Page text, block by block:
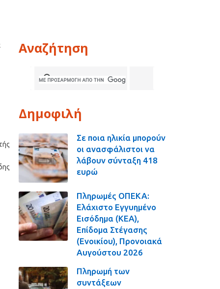
Αναζήτηση
Δημοφιλή
Σε ποια ηλικία μπορούν
οι ανασφάλιστοι να
λάβουν σύνταξη 418
ευρώ
Πληρωμές ΟΠΕΚΑ:
Ελάχιστο Εγγυημένο
Εισόδημα (ΚΕΑ),
Επίδομα Στέγασης
(Ενοικίου), Προνοιακά
Αυγούστου 2026
Πληρωμή των
συντάξεων